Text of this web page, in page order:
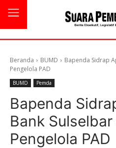
Beranda BUMD
Bapenda Sidrap
Pengelola PAD
BUMD Pemda
Bapenda
Bank
Pengelola PAD